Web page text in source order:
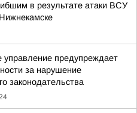
в результате атаки ВСУ
управление предупреждает
за нарушение
законодательства